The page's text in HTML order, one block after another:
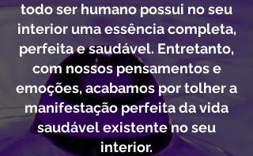
todo ser humano possui no seu
interior uma essência completa,
perfeita e saudável. Entretanto,
com nossos pensamentos e
emoções, acabamos por tolher a
manifestação perfeita da vida
saudável existente no seu
interior.